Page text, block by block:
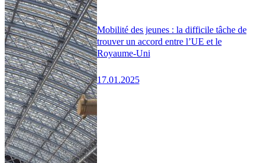
Mobilité des jeunes : la difficile tâche de
trouver un accord entre l’UE et le
Royaume-Uni
17.01.2025